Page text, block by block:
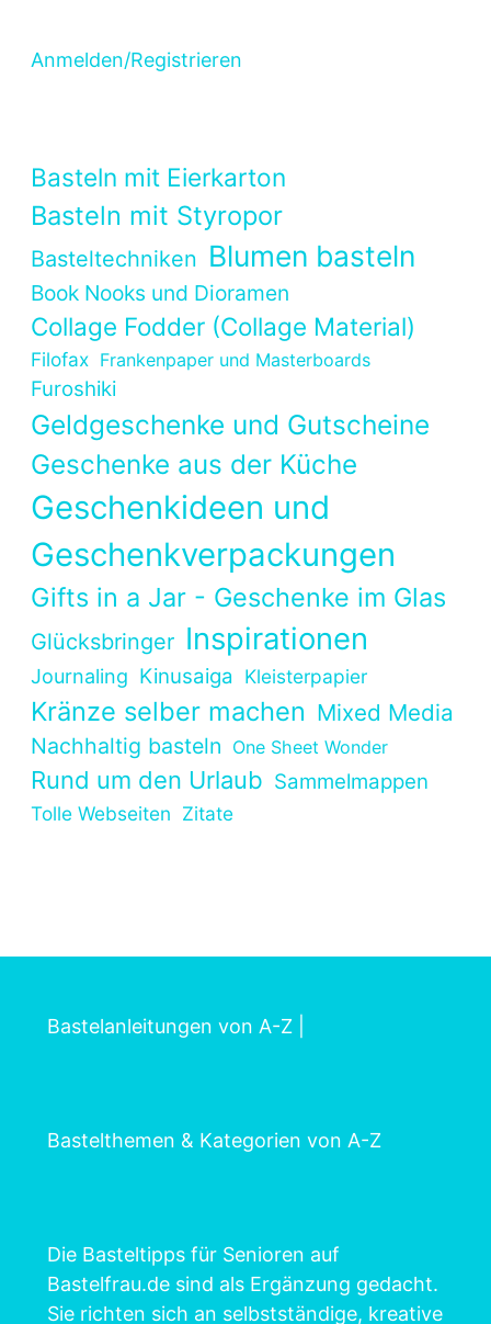
Anmelden/Registrieren
Basteln mit Eierkarton
Basteln mit Styropor
Basteltechniken Blumen basteln
Book Nooks und Dioramen
Collage Fodder (Collage Material)
Filofax Frankenpaper und Masterboards
Furoshiki
Geldgeschenke und Gutscheine
Geschenke aus der Küche
Geschenkideen und
Geschenkverpackungen
Gifts in a Jar - Geschenke im Glas
Glücksbringer Inspirationen
Journaling Kinusaiga Kleisterpapier
Kränze selber machen Mixed Media
Nachhaltig basteln One Sheet Wonder
Rund um den Urlaub Sammelmappen
Tolle Webseiten Zitate
Bastelanleitungen von A-Z
Bastelthemen & Kategorien von A-Z
Die Basteltipps für Senioren auf
Bastelfrau.de sind als Ergänzung gedacht.
Sie richten sich an selbstständige, kreative